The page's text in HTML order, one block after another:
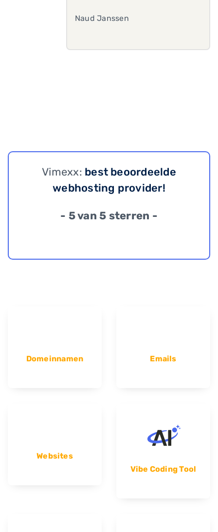
Naud Janssen
Vimexx: best beoordeelde
webhosting provider!
- 5 van 5 sterren -
Domeinnamen Emails
Websites
Vibe Coding Tool